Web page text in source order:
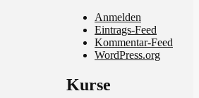
Anmelden
Eintrags-Feed
Kommentar-Feed
WordPress.org
Kurse